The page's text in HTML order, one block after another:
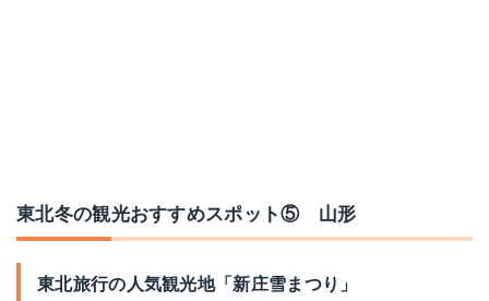
東北冬の観光おすすめスポット⑤ 山形
東北旅行の人気観光地「新庄雪まつり」